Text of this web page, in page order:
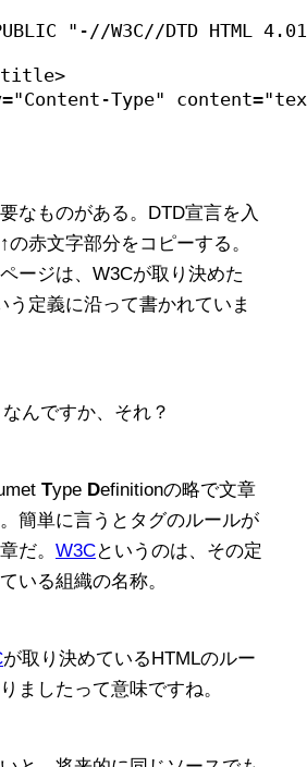
PUBLIC "-//W3C//DTD HTML
title>
Type"
なものがある。DTD宣言を入
の赤文字部分をコピーする。
ージは、W3Cが取り決めた
う定義に沿って書かれていま
んですか、それ？
Type Definitionの略で文章
簡単に言うとタグのルールが
だ。 W3Cというのは、その定
いる組織の名称。
が取り決めているHTMLのルー
ましたって意味ですね。